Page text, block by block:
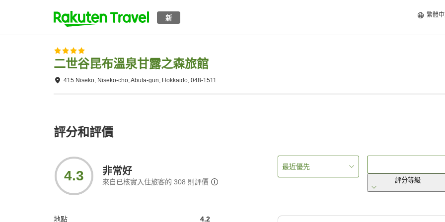
新 繁體中
二世谷昆布溫泉甘露之森旅館
415 Niseko, Niseko-cho, Abuta-gun, Hokkaido, 048-1511
評分和評價
4.3 非常好
來自已核實入住旅客的 308 則評價
地點 4.2
最近優先
評分等級